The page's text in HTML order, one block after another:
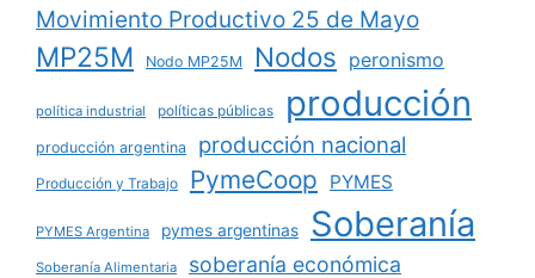
Movimiento Productivo 25 de Mayo
MP25M Nodo MP25M Nodos peronismo
política industrial políticas públicas producción
producción argentina producción nacional
Producción y Trabajo PymeCoop PYMES
PYMES Argentina pymes argentinas Soberanía
Soberanía Alimentaria soberanía económica